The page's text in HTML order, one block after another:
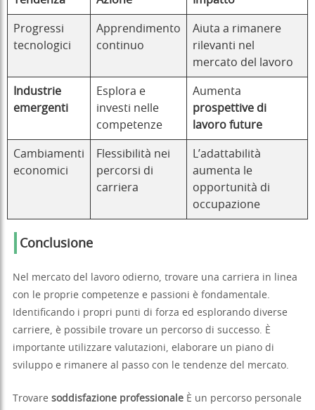
Progressi
tecnologici
Apprendimento
continuo
Aiuta a rimanere
rilevanti nel
mercato del lavoro
Industrie
emergenti
Esplora e
investi nelle
competenze
Aumenta
prospettive di
lavoro future
Cambiamenti
economici
Flessibilità nei
percorsi di
carriera
L’adattabilità
aumenta le
opportunità di
occupazione
Conclusione
Nel mercato del lavoro odierno, trovare una carriera in linea
con le proprie competenze e passioni è fondamentale.
Identificando i propri punti di forza ed esplorando diverse
carriere, è possibile trovare un percorso di successo. È
importante utilizzare valutazioni, elaborare un piano di
sviluppo e rimanere al passo con le tendenze del mercato.
Trovare soddisfazione professionale È un percorso personale